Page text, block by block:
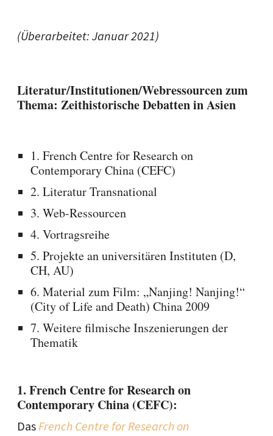
(Überarbeitet: Januar 2021)
Literatur/Institutionen/Webressourcen zum
Thema: Zeithistorische Debatten in Asien
1. French Centre for Research on
Contemporary China (CEFC)
2. Literatur Transnational
3. Web-Ressourcen
4. Vortragsreihe
5. Projekte an universitären Instituten (D,
CH, AU)
6. Material zum Film: „Nanjing! Nanjing!“
(City of Life and Death) China 2009
7. Weitere filmische Inszenierungen der
Thematik
1. French Centre for Research on
Contemporary China (CEFC):
DasFrench Centre for Research on